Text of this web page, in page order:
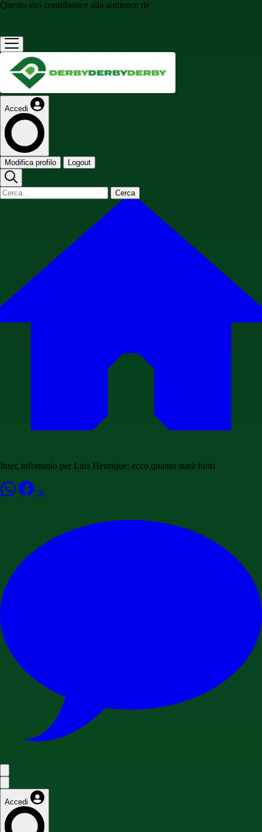
Questo sito contribuisce alla audience de
Accedi
Modifica profilo Logout
Cerca
Inter, infortunio per Luis Henrique: ecco quanto starà fuori
Accedi